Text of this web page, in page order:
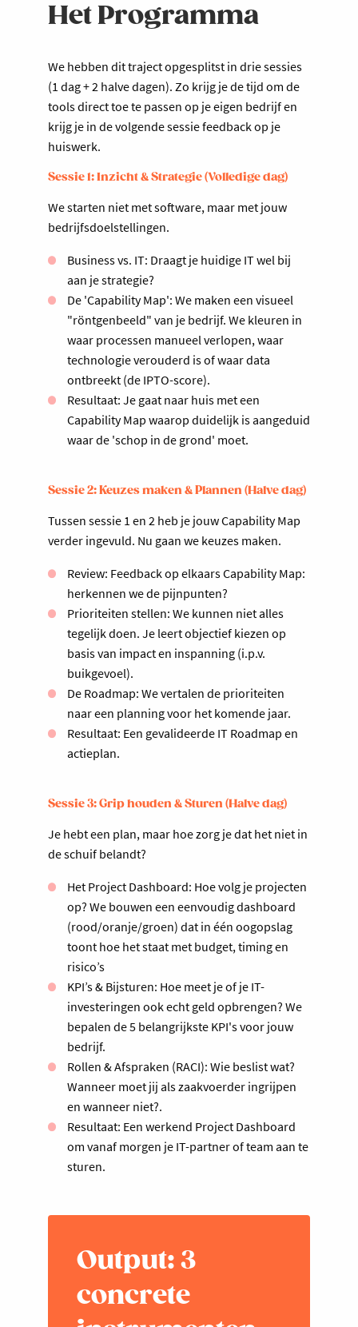
Het Programma
We hebben dit traject opgesplitst in drie sessies
(1 dag + 2 halve dagen). Zo krijg je de tijd om de
tools direct toe te passen op je eigen bedrijf en
krijg je in de volgende sessie feedback op je
huiswerk.
Sessie 1: Inzicht & Strategie (Volledige dag)
We starten niet met software, maar met jouw
bedrijfsdoelstellingen.
Business vs. IT: Draagt je huidige IT wel bij
aan je strategie?
De 'Capability Map': We maken een visueel
"röntgenbeeld" van je bedrijf. We kleuren in
waar processen manueel verlopen, waar
technologie verouderd is of waar data
ontbreekt (de IPTO-score).
Resultaat: Je gaat naar huis met een
Capability Map waarop duidelijk is aangeduid
waar de 'schop in de grond' moet.
Sessie 2: Keuzes maken & Plannen (Halve dag)
Tussen sessie 1 en 2 heb je jouw Capability Map
verder ingevuld. Nu gaan we keuzes maken.
Review: Feedback op elkaars Capability Map:
herkennen we de pijnpunten?
Prioriteiten stellen: We kunnen niet alles
tegelijk doen. Je leert objectief kiezen op
basis van impact en inspanning (i.p.v.
buikgevoel).
De Roadmap: We vertalen de prioriteiten
naar een planning voor het komende jaar.
Resultaat: Een gevalideerde IT Roadmap en
actieplan.
Sessie 3: Grip houden & Sturen (Halve dag)
Je hebt een plan, maar hoe zorg je dat het niet in
de schuif belandt?
Het Project Dashboard: Hoe volg je projecten
op? We bouwen een eenvoudig dashboard
(rood/oranje/groen) dat in één oogopslag
toont hoe het staat met budget, timing en
risico’s
KPI’s & Bijsturen: Hoe meet je of je IT-
investeringen ook echt geld opbrengen? We
bepalen de 5 belangrijkste KPI's voor jouw
bedrijf.
Rollen & Afspraken (RACI): Wie beslist wat?
Wanneer moet jij als zaakvoerder ingrijpen
en wanneer niet?.
Resultaat: Een werkend Project Dashboard
om vanaf morgen je IT-partner of team aan te
sturen.
Output: 3
concrete